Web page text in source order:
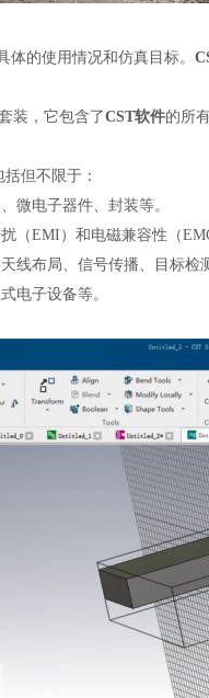
的使用情况和仿真目标。
装，它包含了CST软件的所
但不限于：
微电子器件、封装等。
（EMI）和电磁兼容性（
线布局、信号传播、目标检
电子设备等。